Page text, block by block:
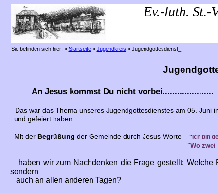
Ev.-luth. St.-
Sie befinden sich hier: » Startseite » Jugendkreis » Jugendgottesdienst_
An Jesus kommst Du nicht vorbei.....................
Das war das Thema unseres Jugendgottesdienstes am 05. Juni
und gefeiert haben.
Mit der Begrüßung der Gemeinde durch Jesus Worte " Ich bin
"Wo zwei
haben wir zum Nachdenken die Frage gestellt:
sondern
auch an allen anderen Tagen?